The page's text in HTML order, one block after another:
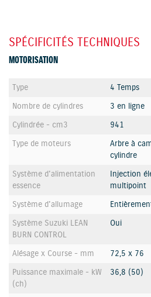
SPÉCIFICITÉS TECHNIQUES
MOTORISATION
Type
4 Temps
Nombre de cylindres
3 en ligne
Cylindrée - cm3
941
Type de moteurs
Arbre à
cylindre
Système d'alimentation
essence
Injection
multipoint
Système d'allumage
Système Suzuki LEAN
BURN CONTROL
Oui
Alésage x Course - mm
72,5 x 76
Puissance maximale - kW
(ch)
36,8 (50)